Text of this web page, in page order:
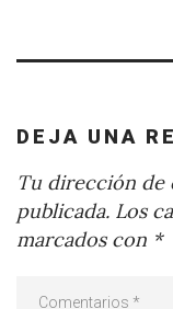
DEJA UNA
Tu dirección de
publicada. Los
marcados con *